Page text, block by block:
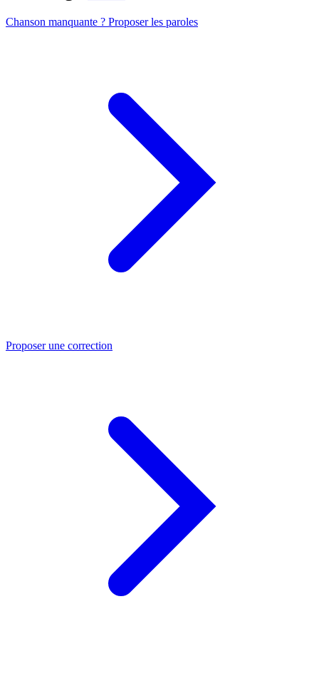
Chanson manquante ? Proposer les paroles
Proposer une correction